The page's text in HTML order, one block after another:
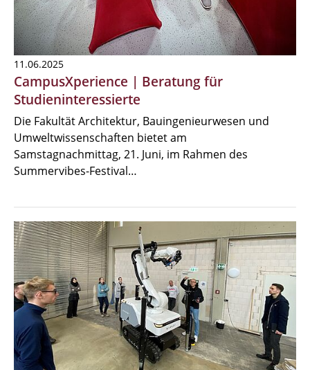
11.06.2025
CampusXperience | Beratung für
Studieninteressierte
Die Fakultät Architektur, Bauingenieurwesen und
Umweltwissenschaften bietet am
Samstagnachmittag, 21. Juni, im Rahmen des
Summervibes-Festival…